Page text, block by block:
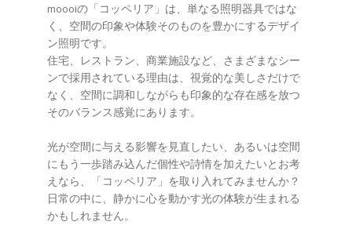
moooiの「コッペリア」は、単なる照明器具ではな
く、空間の印象や体験そのものを豊かにするデザイ
ン照明です。
住宅、レストラン、商業施設など、さまざまなシー
ンで採用されている理由は、視覚的な美しさだけで
なく、空間に調和しながらも印象的な存在感を放つ
そのバランス感覚にあります。
光が空間に与える影響を見直したい、あるいは空間
にもう一歩踏み込んだ個性や詩情を加えたいとお考
えなら、「コッペリア」を取り入れてみませんか？
日常の中に、静かに心を動かす光の体験が生まれる
かもしれません。